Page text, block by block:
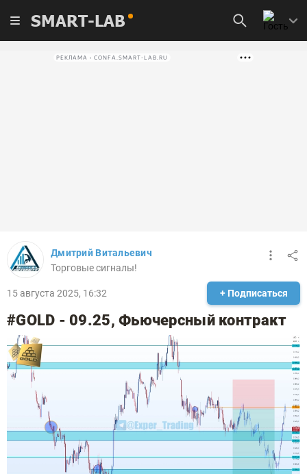
SMART-LAB
РЕКЛАМА • CONFA.SMART-LAB.RU
Дмитрий Витальевич
Торговые сигналы!
15 августа 2025, 16:32 + Подписаться
#GOLD - 09.25, Фьючерсный контракт